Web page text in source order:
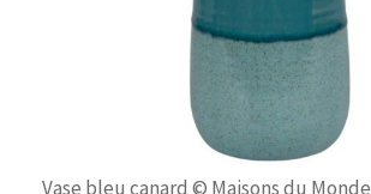
Vase bleu canard © Maisons du Monde